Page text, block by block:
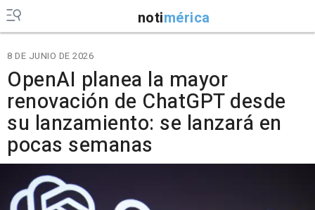
notimérica
8 DE JUNIO DE 2026
OpenAI planea la mayor
renovación de ChatGPT desde
su lanzamiento: se lanzará en
pocas semanas